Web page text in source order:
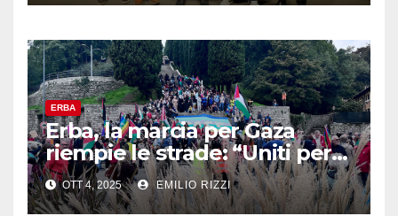
ERBA
Erba, la marcia per Gaza
riempie le strade: “Uniti per
la pace, senza odio né
violenza”
OTT 4, 2025 EMILIO RIZZI